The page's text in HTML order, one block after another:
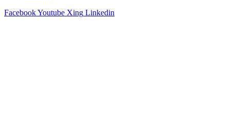
FacebookYoutube Xing Linkedin